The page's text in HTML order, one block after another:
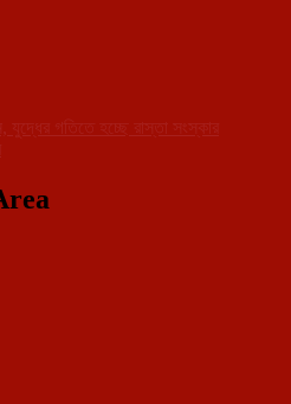
যুদ্ধের গতিতে হচ্ছে রাস্তা সংস্কার